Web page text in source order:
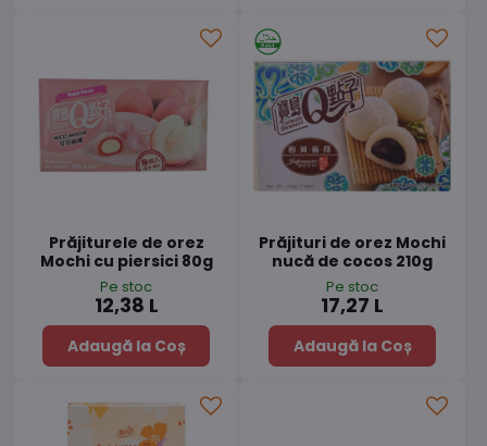
Prăjiturele de orez
Mochi cu piersici 80g
Pe stoc
12,38 L
Adaugă la Coș
Prăjituri de orez Mochi
nucă de cocos 210g
Pe stoc
17,27 L
Adaugă la Coș